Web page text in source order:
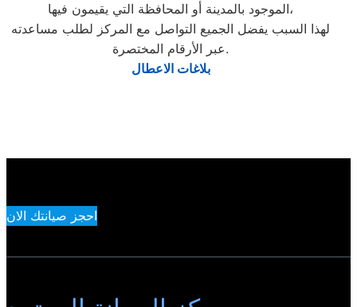
الموجود بالمدينة أو المحافظة التي يقيمون فيها،
لهذا السبب يفضل الجميع التواصل مع المركز لطلب مساعدته
عبر الأرقام المختصرة.
بلاغات الاعطال
احجز صيانتك الان